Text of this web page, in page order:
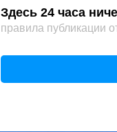
Здесь 24 часа
правила публикации